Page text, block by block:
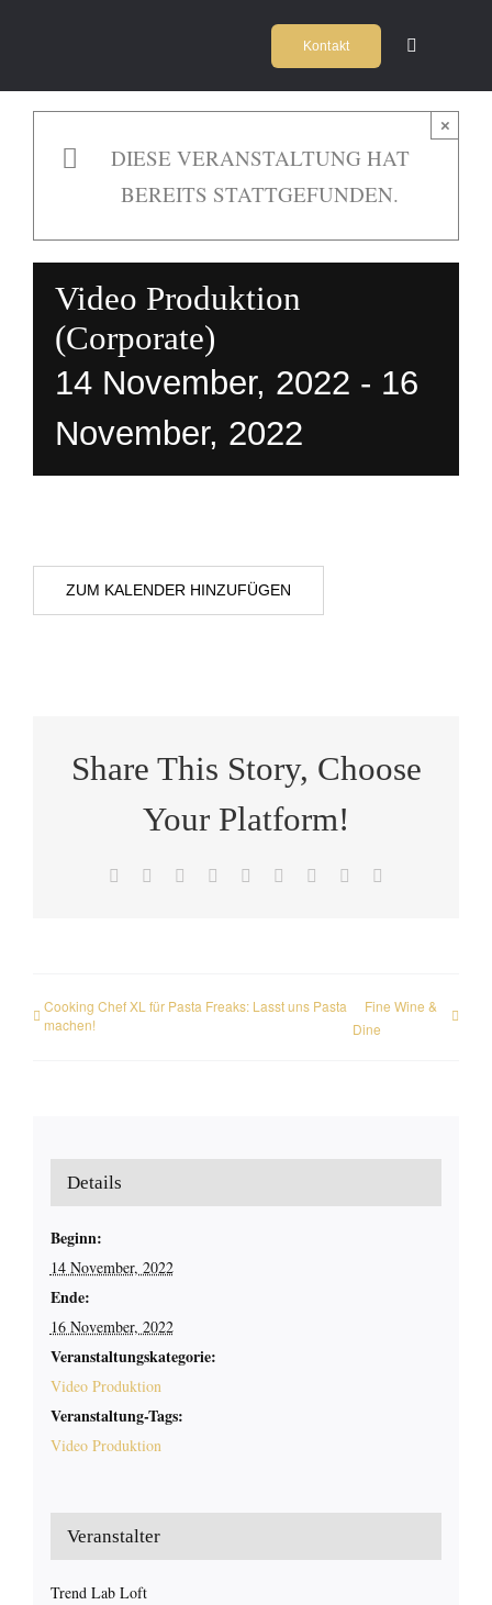
springen
Kontakt
Toggle
Agentur
DIESE VERANSTALTUNG HAT
BEREITS STATTGEFUNDEN.
×
Video Produktion
(Corporate)
14 November, 2022 - 16
November, 2022
ZUM KALENDER HINZUFÜGEN
Share This Story, Choose
Your Platform!
Facebook Reddit LinkedInWhatsApp
TumblrPinterest
Cooking Chef XL für Pasta Freaks: Lasst uns Pasta
machen!
Fine Wine &
Dine
Details
Beginn:
14 November, 2022
Ende:
16 November, 2022
Veranstaltungskategorie:
Video Produktion
Veranstaltung-Tags:
Video Produktion
Veranstalter
Trend Lab Loft